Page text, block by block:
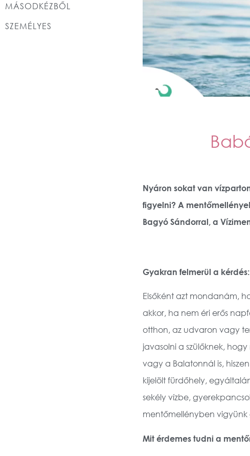
MÁSODKÉZBŐL
SZEMÉLYES
Nyáron sokat van
figyelni? A
Bagyó Sándorral, a
Gyakran felmerül a
Elsőként azt mondanám,
akkor, ha nem éri erős
otthon, az udvaron vagy
javasolni a szülőknek,
vagy a Balatonnál is,
kijelölt fürdőhely,
sekély vízbe,
mentőmellényben vigyünk
Mit érdemes tudni a